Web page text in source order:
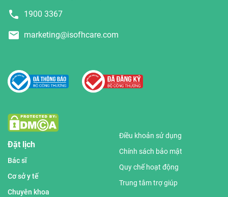
1900 3367
marketing@isofhcare.com
Đặt lịch
Bác sĩ
Cơ sở y tế
Chuyên khoa
Điều khoản sử dụng
Chính sách bảo mật
Quy chế hoạt động
Trung tâm trợ giúp